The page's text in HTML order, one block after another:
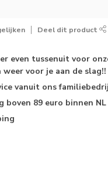
Deel dit product
even tussenuit voor
weer voor je aan de slag!!
vanuit ons
boven 89 euro binnen NL